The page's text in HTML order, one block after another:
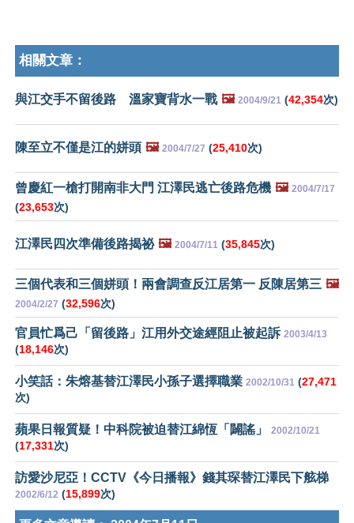
相關文章：
與江交手不留後路 溫家寶背水一戰 🖼️ 2004/9/21 (42,354次)
陳至立不僅是江的姘頭 🖼️ 2004/7/27 (25,410次)
曾慶紅一槍打開南非大門 江澤民逃亡後路危機 🖼️ 2004/7/17
(23,653次)
江澤民四次準備後路揭祕 🖼️ 2004/7/11 (35,845次)
三個代表和三個姘頭！兩會調查反江居第一 反陳居第三 🖼️
2004/2/27 (32,596次)
官員忙爲己「留後路」江用外交途經阻止被起訴 2003/4/13
(18,146次)
小笑話：朱熔基替江澤民小孫子選擇職業 2002/10/31 (27,471
次)
蘋果日報質疑！中科院被迫替江綿恆「闢謠」 2002/10/21
(17,331次)
訪愛沙尼亞！CCTV《今日播報》錢其琛替江澤民下舷梯
2002/6/12 (15,899次)